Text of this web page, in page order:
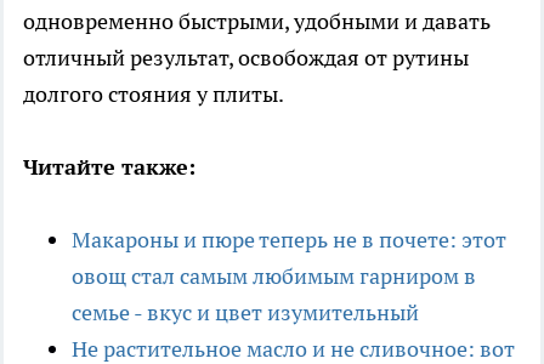
одновременно быстрыми, удобными и давать
отличный результат, освобождая от рутины
долгого стояния у плиты.
Читайте также:
Макароны и пюре теперь не в почете: этот
овощ стал самым любимым гарниром в
семье - вкус и цвет изумительный
Не растительное масло и не сливочное: вот